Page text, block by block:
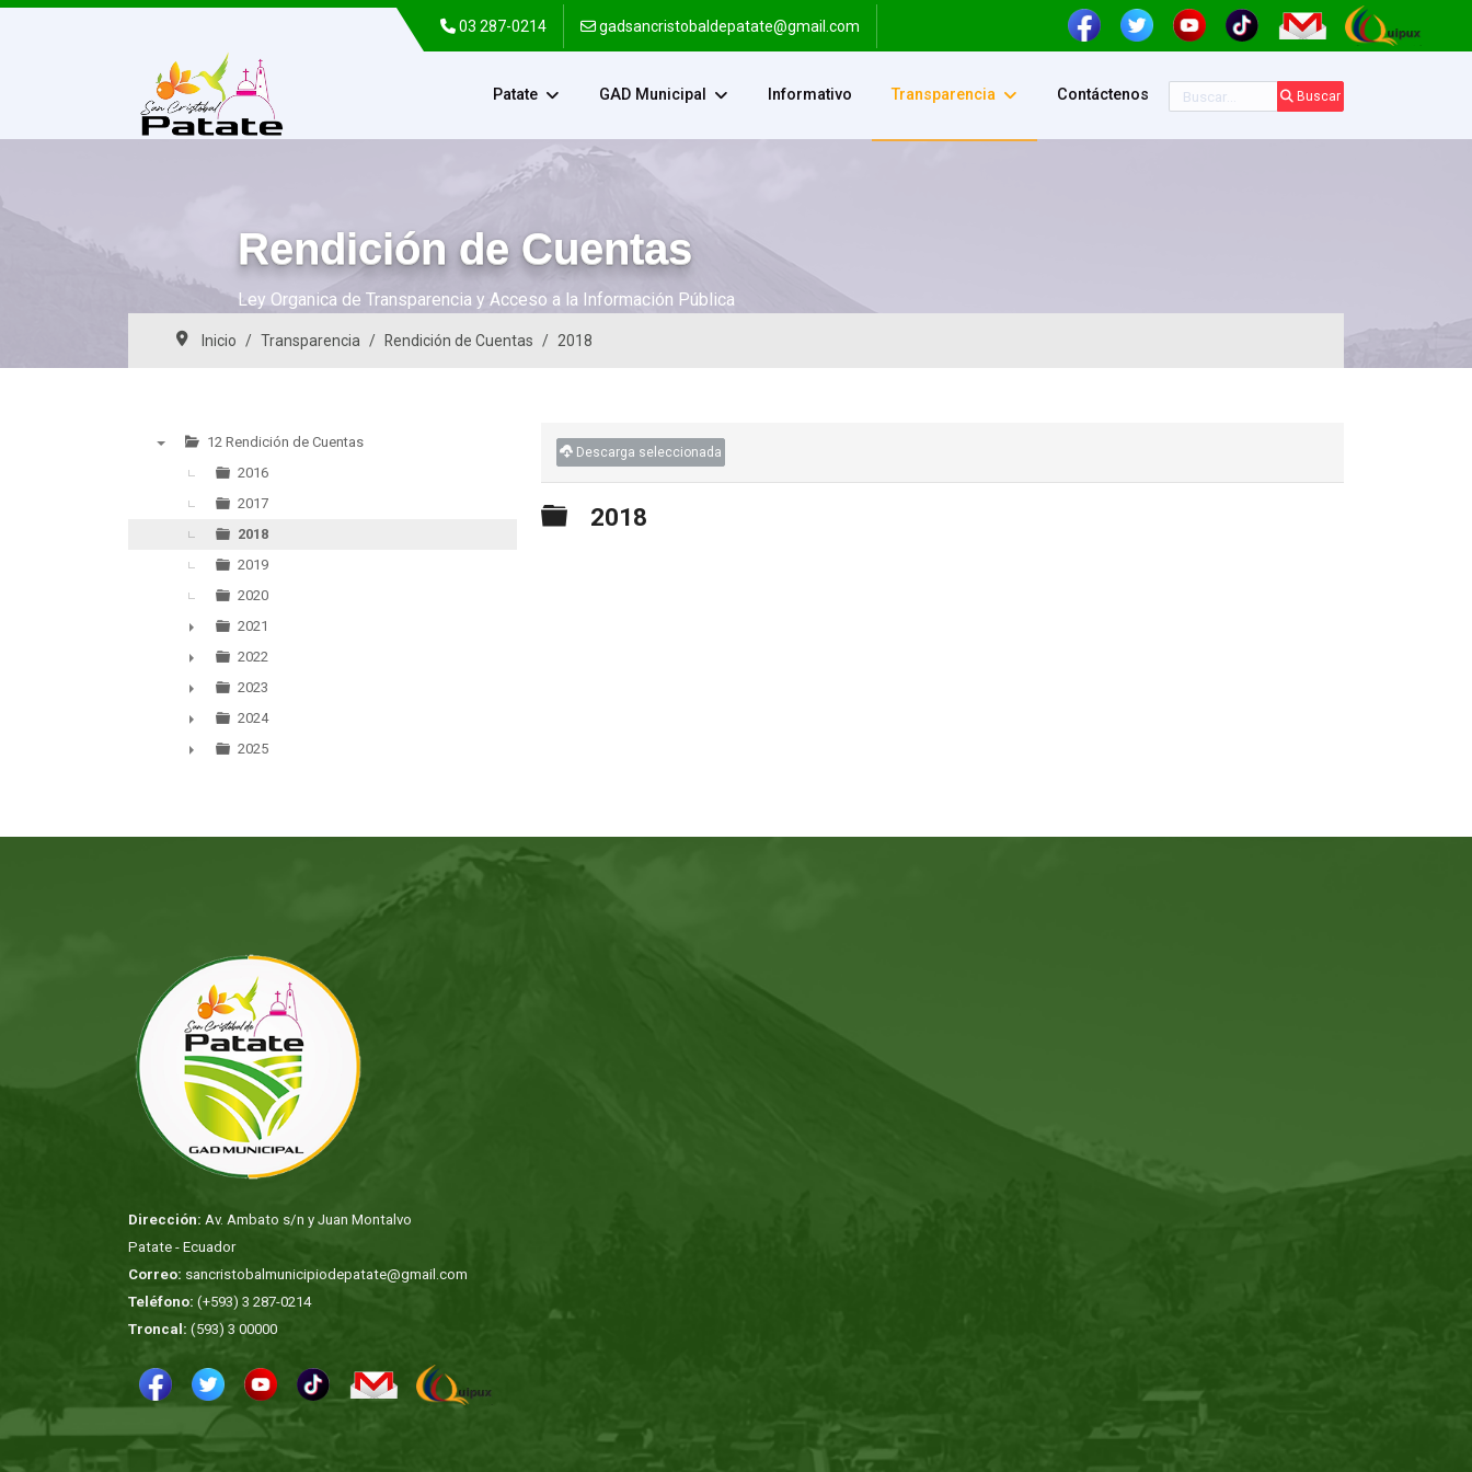
03 287-0214 gadsancristobaldepatate@gmail.com
Patate GAD Municipal Informativo Transparencia Contáctenos Buscar Buscar
Rendición de Cuentas
Ley Organica de Transparencia y Acceso a la Información Pública
Inicio Transparencia Rendición de Cuentas 2018
12 Rendición de Cuentas
2016
2017
2018
2019
2020
►
2021
►
2022
►
2023
►
2024
2025
Descarga seleccionada
Carpeta
2018
Dirección: Av. Ambato s/n y Juan Montalvo
Patate - Ecuador
Correo: sancristobalmunicipiodepatate@gmail.com
Teléfono: (+593) 3 287-0214
Troncal: (593) 3 00000